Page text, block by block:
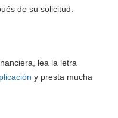
de su solicitud.
lea la letra
y presta mucha